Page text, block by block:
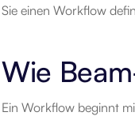
Sie einen Workflow
Wie
Ein Workflow beginnt